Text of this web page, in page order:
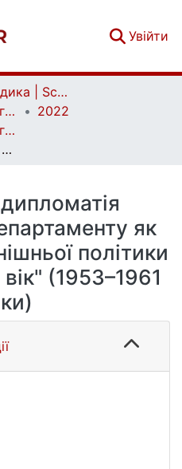
Увійти
Наукова періодика | Scientific periodicals
Українські культурологічні студії | Ukrainian Cultural Studies
2022
Українські культурологічні студії. № 2 (11)
Культурна дипломатія державного департаменту як інструмент зовнішньої політики США: "золотий вік" (1953–1961 роки)
як
політики
(1953–1961